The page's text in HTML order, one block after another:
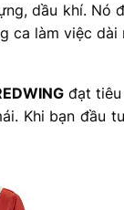
dầu khí. Nó
ca làm việc dài
đạt
Khi bạn đầu